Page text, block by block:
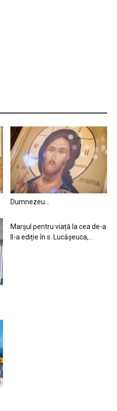
Dumnezeu…
Marșul pentru viață la cea de-a
II-a ediție în s. Lucășeuca,...